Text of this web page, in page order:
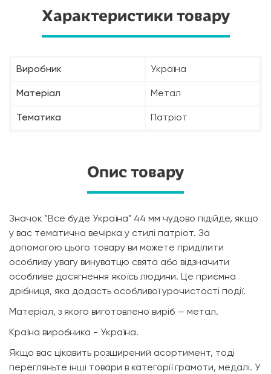
Характеристики товару
Виробник Україна
Матеріал Метал
Тематика Патріот
Опис товару
Значок "Все буде Україна" 44 мм чудово підійде, якщо
у вас тематична вечірка у стилі патріот. За
допомогою цього товару ви можете приділити
особливу увагу винуватцю свята або відзначити
особливе досягнення якоїсь людини. Це приємна
дрібниця, яка додасть особливої урочистості події.
Матеріал, з якого виготовлено виріб — метал.
Країна виробника - Україна.
Якщо вас цікавить розширений асортимент, тоді
перегляньте інші товари в категорії грамоти, медалі. У